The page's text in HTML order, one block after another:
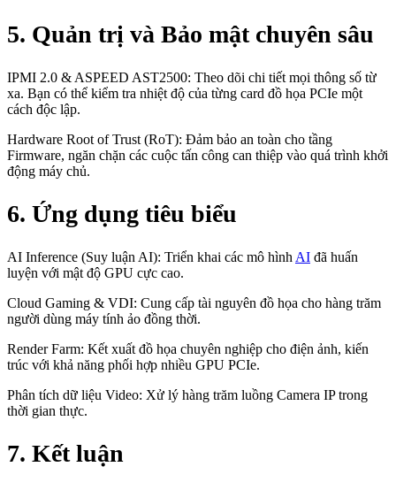
5. Quản trị và Bảo mật chuyên sâu
IPMI 2.0 & ASPEED AST2500: Theo dõi chi tiết mọi thông số từ
xa. Bạn có thể kiểm tra nhiệt độ của từng card đồ họa PCIe một
cách độc lập.
Hardware Root of Trust (RoT): Đảm bảo an toàn cho tầng
Firmware, ngăn chặn các cuộc tấn công can thiệp vào quá trình khởi
động máy chủ.
6. Ứng dụng tiêu biểu
AI Inference (Suy luận AI): Triển khai các mô hình AI đã huấn
luyện với mật độ GPU cực cao.
Cloud Gaming & VDI: Cung cấp tài nguyên đồ họa cho hàng trăm
người dùng máy tính ảo đồng thời.
Render Farm: Kết xuất đồ họa chuyên nghiệp cho điện ảnh, kiến
trúc với khả năng phối hợp nhiều GPU PCIe.
Phân tích dữ liệu Video: Xử lý hàng trăm luồng Camera IP trong
thời gian thực.
7. Kết luận